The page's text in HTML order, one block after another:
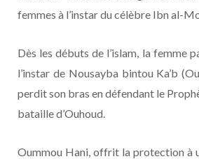
femmes à l’instar du célèbre Ibn al-
Dès les débuts de l’islam, la femme
l’instar de Nousayba bintou Ka’b
perdit son bras en défendant le
bataille d’Ouhoud.
Oummou Hani, offrit la protection à